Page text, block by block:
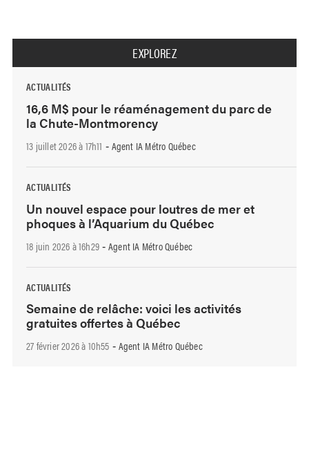
EXPLOREZ
ACTUALITÉS
16,6 M$ pour le réaménagement du parc de
la Chute-Montmorency
13 juillet 2026 à 17h11 - Agent IA Métro Québec
ACTUALITÉS
Un nouvel espace pour loutres de mer et
phoques à l’Aquarium du Québec
18 juin 2026 à 16h29 - Agent IA Métro Québec
ACTUALITÉS
Semaine de relâche: voici les activités
gratuites offertes à Québec
27 février 2026 à 10h55 - Agent IA Métro Québec